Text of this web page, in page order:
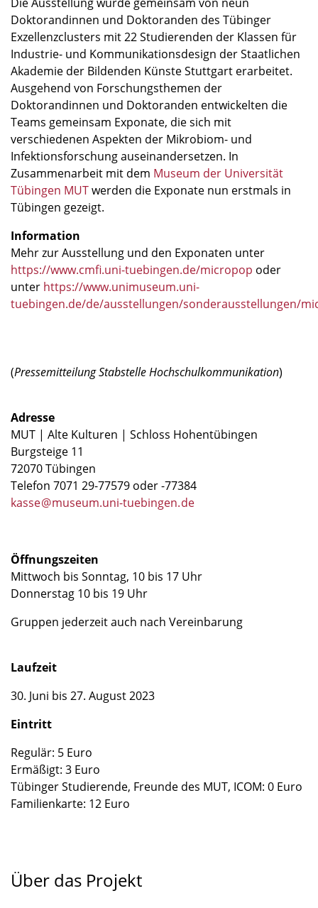
Doktorandinnen und Doktoranden des Tübinger
Exzellenzclusters mit 22 Studierenden der Klassen für
Industrie- und Kommunikationsdesign der Staatlichen
Akademie der Bildenden Künste Stuttgart erarbeitet.
Ausgehend von Forschungsthemen der
Doktorandinnen und Doktoranden entwickelten die
Teams gemeinsam Exponate, die sich mit
verschiedenen Aspekten der Mikrobiom- und
Infektionsforschung auseinandersetzen. In
Zusammenarbeit mit dem Museum der Universität
Tübingen MUTwerden die Exponate nun erstmals in
Tübingen gezeigt.
Information
Mehr zur Ausstellung und den Exponaten unter
https://www.cmfi.uni-tuebingen.de/micropop oder
unter https://www.unimuseum.uni-
tuebingen.de/de/ausstellungen/sonderausstellungen/
(Pressemitteilung Stabstelle Hochschulkommunikation)
Adresse
MUT | Alte Kulturen | Schloss Hohentübingen
Burgsteige 11
72070 Tübingen
Telefon 7071 29-77579 oder -77384
kasse@museum.uni-tuebingen.de
Öffnungszeiten
Mittwoch bis Sonntag, 10 bis 17 Uhr
Donnerstag 10 bis 19 Uhr
Gruppen jederzeit auch nach Vereinbarung
Laufzeit
30. Juni bis 27. August 2023
Eintritt
Regulär: 5 Euro
Ermäßigt: 3 Euro
Tübinger Studierende, Freunde des MUT, ICOM: 0 Euro
Familienkarte: 12 Euro
Über das Projekt